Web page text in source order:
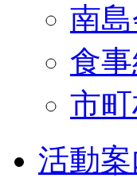
南
食
市
活動案